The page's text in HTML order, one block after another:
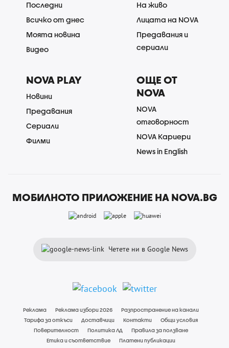
Последни
Всичко от днес
Моята новина
Видео
На живо
Лицата на NOVA
Предавания и
сериали
NOVA PLAY
Новини
Предавания
Сериали
Филми
ОЩЕ ОТ
NOVA
NOVA
отговорност
NOVA Кариери
News in English
МОБИЛНОТО ПРИЛОЖЕНИЕ НА NOVA.BG
Четете ни в Google News
Реклама Реклама избори 2026
Разпространение на канали
Тарифа за откъси
Доставчици Контакти
Общи условия
Поверителност
Политика ЛД
Правила за ползване
Етика и съответствие
Платени публикации